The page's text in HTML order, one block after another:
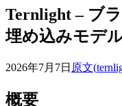
Ternlight – ブ
埋め込みモデ
2026年7月7日 原文(
概要